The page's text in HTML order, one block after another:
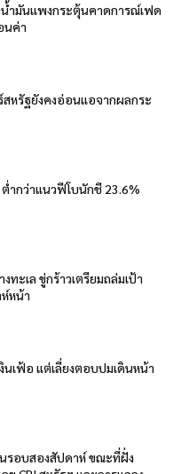
น้ำมันแพงกระตุ้นคาดการณ์เฟด
นค่า
หรัฐยังคงอ่อนแอจากผลกระ
ต่ำกว่าแนวฟีโบนักชี 23.6%
ะเล ขู่กร้าวเตรียมถล่มเป้า
หน้า
นเฟ้อ แต่เลี่ยงตอบปมเดินหน้า
รอบสองสัปดาห์ ขณะที่ฝั่ง